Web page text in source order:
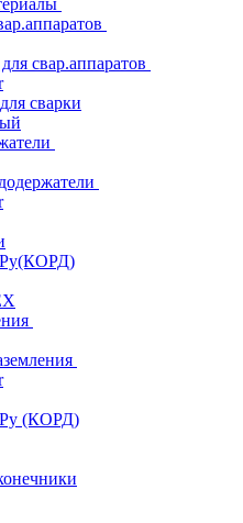
свар.аппаратов
сварки
(КОРД)